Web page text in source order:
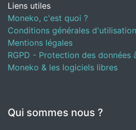
Liens utiles
Moneko, c'est quoi ?
Conditions générales d'utilisation
Mentions légales
RGPD - Protection des données
Moneko & les logiciels libres
Qui sommes nous ?